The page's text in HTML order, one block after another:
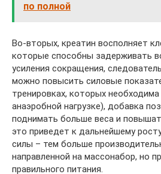
по полной
Во-вторых, креатин восполняет
которые способны задерживать
усиления сокращения,
можно повысить силовые
тренировках, которых
анаэробной нагрузке), добавка
поднимать больше веса и
это приведет к дальнейшему
силы – тем больше
направленной на массонабор, но
правильного питания.